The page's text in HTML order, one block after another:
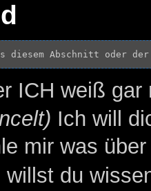
diesem Abschnitt oder
ICH weiß
Ich will
mir was
willst du